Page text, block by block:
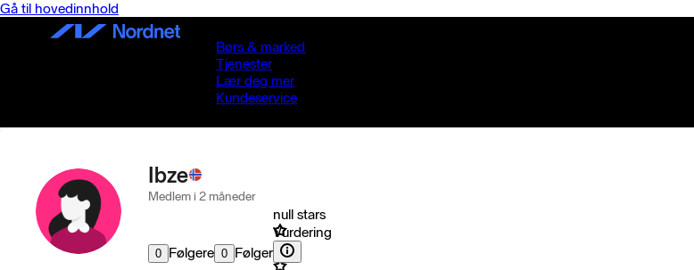
Gå til hovedinnhold
Børs & marked
Tjenester
Lær deg mer
Kundeservice
Ibze
Medlem i 2 måneder
0 Følgere 0 Følger
null stars
Vurdering